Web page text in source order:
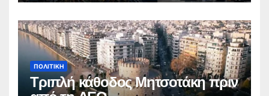
ΠΟΛΙΤΙΚΉ
Τριπλή κάθοδος Μητσοτάκη πριν